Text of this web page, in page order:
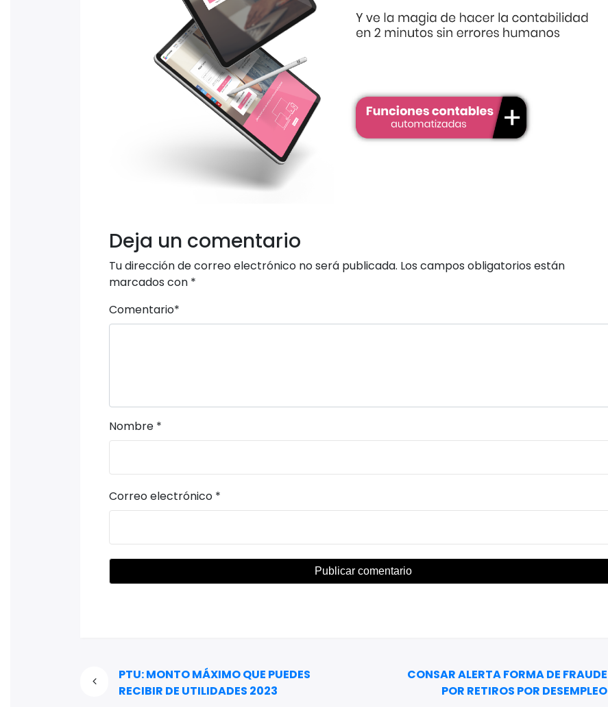
Deja un comentario
Tu dirección de correo electrónico no será publicada. Los campos obligatorios están
marcados con *
Comentario*
Nombre *
Correo electrónico *
PTU: MONTO MÁXIMO QUE PUEDES
RECIBIR DE UTILIDADES 2023
CONSAR ALERTA FORMA DE FRAUDE
POR RETIROS POR DESEMPLEO